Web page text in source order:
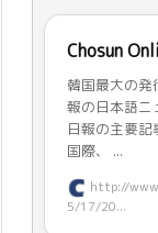
Chosun
韓国最大の発
報の日本語ニ
日報の主要記
国際、 ...
http://
5/17/20...